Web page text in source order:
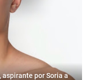
aspirante por Soria a